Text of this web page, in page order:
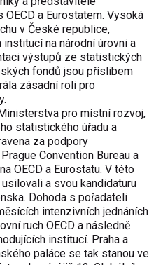
a Eurostatem. Vysoká
v České republice,
na národní úrovni a
výstupů ze statistických
fondů jsou příslibem
zásadní roli pro
pro místní rozvoj,
statistického úřadu a
za podpory
Convention Bureau a
OECD a Eurostatu. V této
a svou kandidaturu
Dohoda s pořadateli
intenzivních jednáních
ruch OECD a následně
institucí. Praha a
paláce se tak stanou ve